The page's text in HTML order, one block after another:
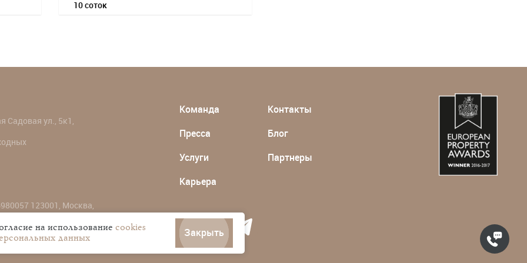
10 соток
Садовая ул., 5к1,
123001, Москва,
Команда
Пресса
Услуги
Карьера
Контакты
Блог
Партнеры
на использование cookies
данных Закрыть